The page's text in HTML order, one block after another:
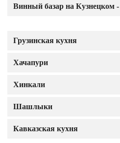
Грузинская кухня
Хачапури
Хинкали
Шашлыки
Кавказская кухня
Винный базар на Кузнецком -